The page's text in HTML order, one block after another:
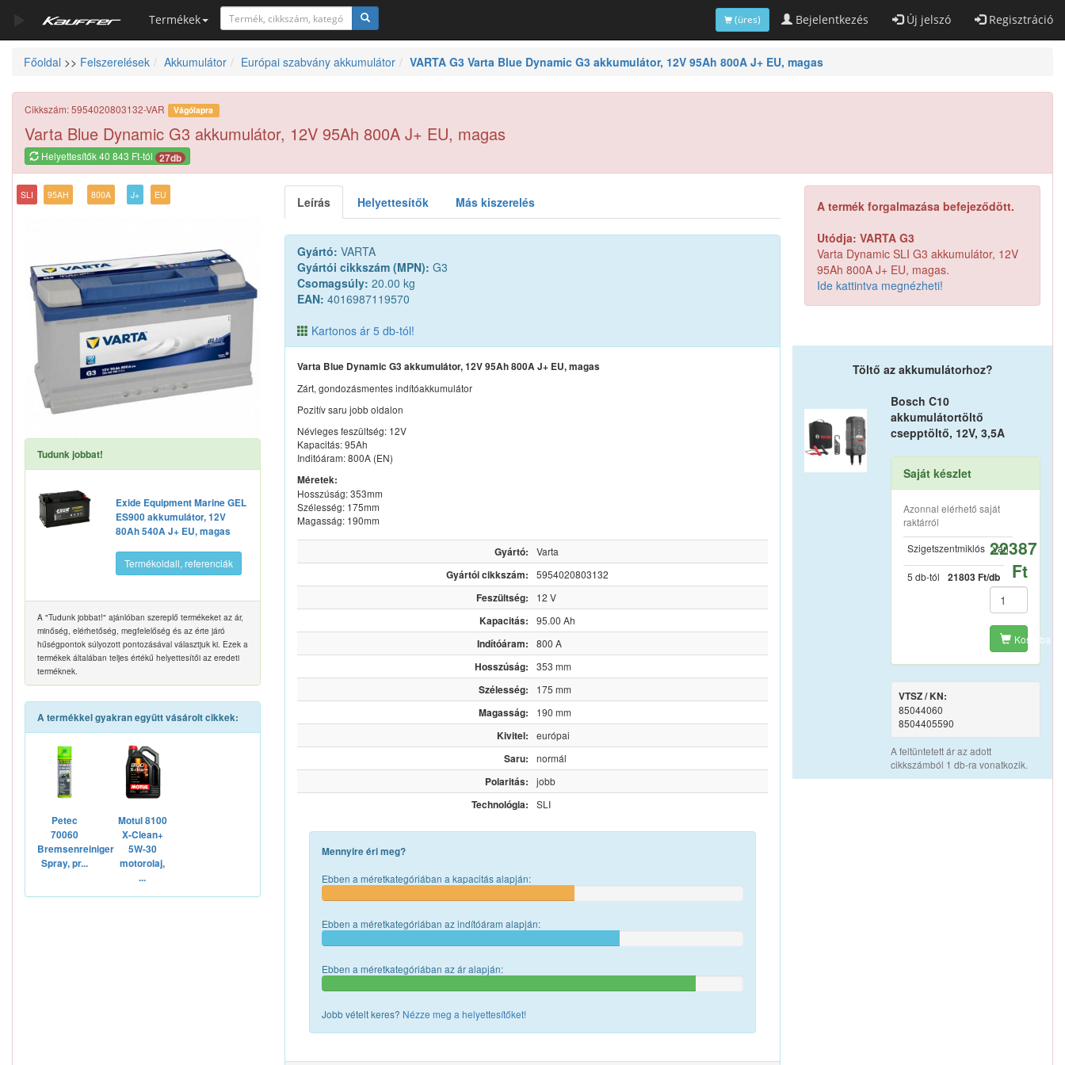
Termékek Bejelentkezés Új jelszó Regisztráció
(üres)
Szerszámkatalógus
Kosár
Alkatrészek
Főoldal >> Felszerelések Akkumulátor Európai szabvány akkumulátor VARTA G3 Varta Blue Dynamic G3 akkumulátor, 12V 95Ah 800A J+ EU, magas
Cikkszám: 5954020803132-VAR Vágólapra
Varta Blue Dynamic G3 akkumulátor, 12V 95Ah 800A J+ EU, magas
Helyettesítők 40 843 Ft-tól 27db
SLI 95AH 800A J+ EU
Tudunk jobbat!
Exide Equipment Marine GEL
ES900 akkumulátor, 12V
80Ah 540A J+ EU, magas
Termékoldall, referenciák
A "Tudunk jobbat!" ajánlóban szereplő termékeket az ár,
minőség, elérhetőség, megfelelőség és az érte járó
hűségpontok súlyozott pontozásával választjuk ki. Ezek a
termékek általában teljes értékű helyettesítői az eredeti
terméknek.
A termékkel gyakran együtt vásárolt cikkek:
Petec
70060
Bremsenreiniger
Spray, pr...
Motul 8100
X-Clean+
5W-30
motorolaj,
...
Leírás Helyettesítők Más kiszerelés
Gyártó: VARTA
Gyártói cikkszám (MPN): G3
Csomagsúly: 20.00 kg
EAN: 4016987119570
Kartonos ár 5 db-tól!
Varta Blue Dynamic G3 akkumulátor, 12V 95Ah 800A J+ EU, magas
Zárt, gondozásmentes indítóakkumulátor
Pozitív saru jobb oldalon
Névleges feszültség: 12V
Kapacitás: 95Ah
Inditóáram: 800A (EN)
Méretek:
Hosszúság: 353mm
Szélesség: 175mm
Magasság: 190mm
Gyártó: Varta
Gyártói cikkszám: 5954020803132
Feszültség: 12 V
Kapacitás: 95.00 Ah
Indítóáram: 800 A
Hosszúság: 353 mm
Szélesség: 175 mm
Magasság: 190 mm
Kivitel: európai
Saru: normál
Polaritás: jobb
Technológia: SLI
Mennyire éri meg?
Ebben a méretkategóriában a kapacitás alapján:
Ebben a méretkategóriában az indítóáram alapján:
Ebben a méretkategóriában az ár alapján:
Jobb vételt keres? Nézze meg a helyettesítőket!
A termék forgalmazása befejeződött.
Utódja: VARTA G3
Varta Dynamic SLI G3 akkumulátor, 12V
95Ah 800A J+ EU, magas.
Ide kattintva megnézheti!
Töltő az akkumulátorhoz?
Bosch C10
akkumulátortöltő
csepptöltő, 12V, 3,5A
Saját készlet
Azonnal elérhető saját
raktárról
Szigetszentmiklós
van
5 db-tól 21803 Ft/db
22387
Ft
Kosárba
VTSZ / KN:
85044060
8504405590
A feltüntetett ár az adott
cikkszámból 1 db-ra vonatkozik.